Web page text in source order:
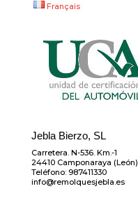
Français
Jebla Bierzo, SL
Carretera. N-536. Km.-1
24410 Camponaraya (León)
Teléfono: 987411330
info@remolquesjebla.es